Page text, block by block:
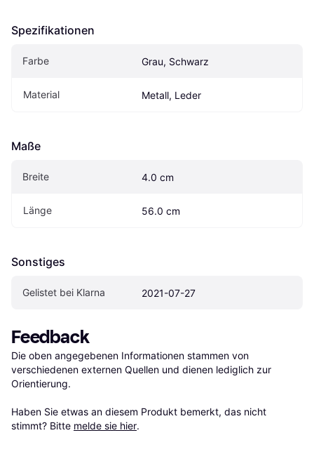
Spezifikationen
Farbe Grau, Schwarz
Material Metall, Leder
Maße
Breite 4.0 cm
Länge 56.0 cm
Sonstiges
Gelistet bei Klarna 2021-07-27
Feedback
Die oben angegebenen Informationen stammen von
verschiedenen externen Quellen und dienen lediglich zur
Orientierung.
Haben Sie etwas an diesem Produkt bemerkt, das nicht
stimmt? Bitte melde sie hier.